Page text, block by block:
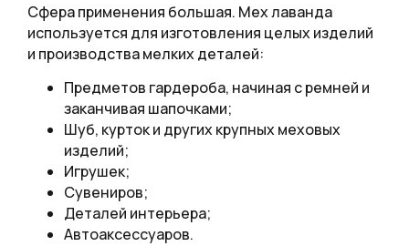
Сфера применения большая. Мех лаванда
используется для изготовления целых изделий
и производства мелких деталей:
Предметов гардероба, начиная с ремней и
заканчивая шапочками;
Шуб, курток и других крупных меховых
изделий;
Игрушек;
Сувениров;
Деталей интерьера;
Автоаксессуаров.